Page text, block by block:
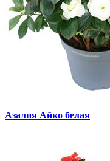
Азалия Айко белая